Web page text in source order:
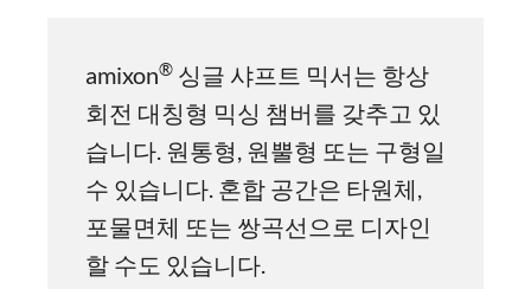
amixon® 싱글 샤프트 믹서는 항상
회전 대칭형 믹싱 챔버를 갖추고 있
습니다. 원통형, 원뿔형 또는 구형일
수 있습니다. 혼합 공간은 타원체,
포물면체 또는 쌍곡선으로 디자인
할 수도 있습니다.